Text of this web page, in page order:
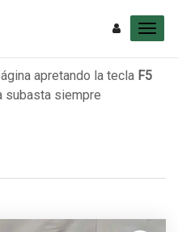
apretando la tecla F5
subasta siempre